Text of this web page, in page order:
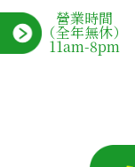
營業時間
（全年無休）
11am-8pm